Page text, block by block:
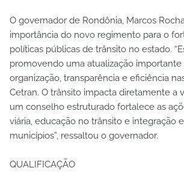
O governador de Rondônia, Marcos
importância do novo regimento para o
políticas públicas de trânsito no estado.
promovendo uma atualização importante
organização, transparência e eficiência
Cetran. O trânsito impacta diretamente a
um conselho estruturado fortalece as
viária, educação no trânsito e integração
municípios”, ressaltou o governador.
QUALIFICAÇÃO